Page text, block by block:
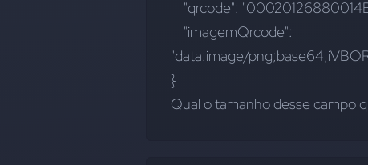
"qrcode":
"data:image/
}
Qual o tamanho desse campo